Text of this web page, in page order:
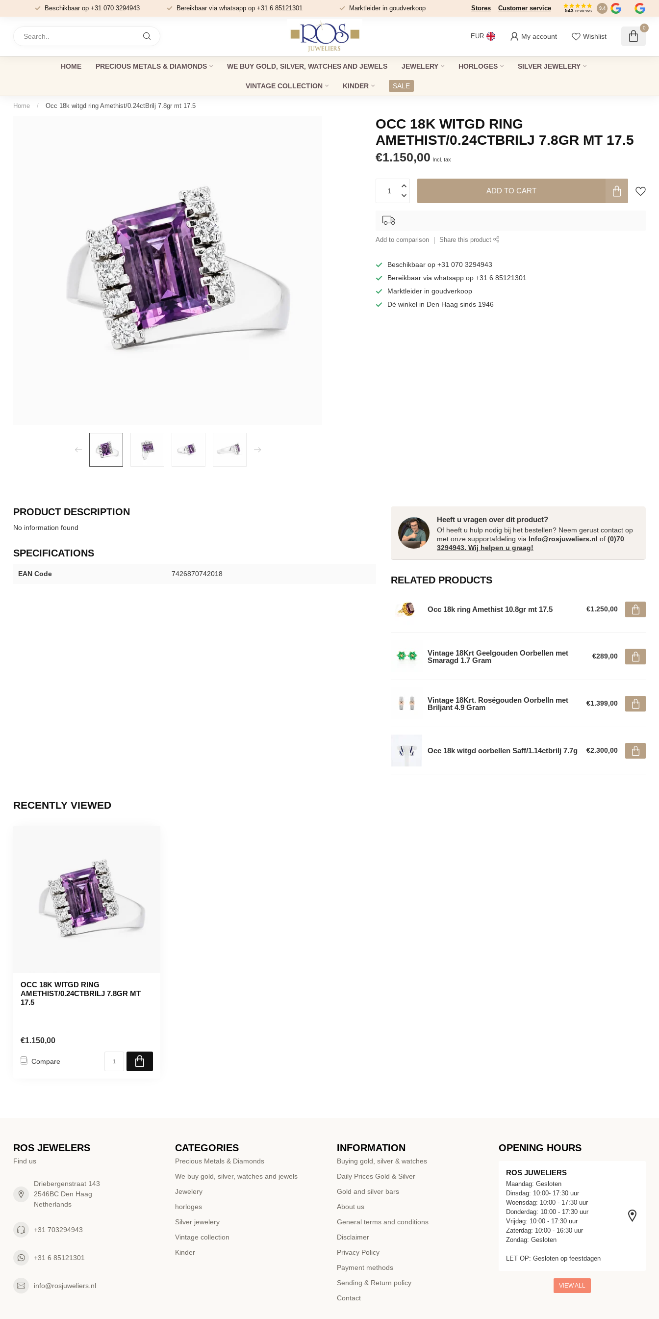
Beschikbaar op +31 070 3294943 Bereikbaar via whatsapp op +31 6 85121301 Marktleider in goudverkoop Dé winkel in Den Haag sinds 1946
Stores Customer service 543 reviews 9.4
EUR My account Wishlist
0
HOME PRECIOUS METALS & DIAMONDS WE BUY GOLD, SILVER, WATCHES AND JEWELS JEWELERY HORLOGES SILVER JEWELERY
VINTAGE COLLECTION KINDER SALE
Home / Occ 18k witgd ring Amethist/0.24ctBrilj 7.8gr mt 17.5
OCC 18K WITGD RING
AMETHIST/0.24CTBRILJ 7.8GR MT 17.5
€1.150,00 Incl. tax
ADD TO CART
Add to comparison Share this product
Beschikbaar op +31 070 3294943
Bereikbaar via whatsapp op +31 6 85121301
Marktleider in goudverkoop
Dé winkel in Den Haag sinds 1946
PRODUCT DESCRIPTION
No information found
SPECIFICATIONS
EAN Code 7426870742018
Heeft u vragen over dit product?
Of heeft u hulp nodig bij het bestellen? Neem gerust contact op
met onze supportafdeling via Info@rosjuweliers.nl of (0)70
3294943. Wij helpen u graag!
RELATED PRODUCTS
Occ 18k ring Amethist 10.8gr mt 17.5 €1.250,00
Vintage 18Krt Geelgouden Oorbellen met
Smaragd 1.7 Gram
€289,00
Vintage 18Krt. Roségouden Oorbelln met
Briljant 4.9 Gram
€1.399,00
Occ 18k witgd oorbellen Saff/1.14ctbrilj 7.7g €2.300,00
RECENTLY VIEWED
OCC 18K WITGD RING
AMETHIST/0.24CTBRILJ 7.8GR MT
17.5
€1.150,00
Compare
ROS JEWELERS
Find us
Driebergenstraat 143
2546BC Den Haag
Netherlands
+31 703294943
+31 6 85121301
info@rosjuweliers.nl
CATEGORIES
Precious Metals & Diamonds
We buy gold, silver, watches and jewels
Jewelery
horloges
Silver jewelery
Vintage collection
Kinder
INFORMATION
Buying gold, silver & watches
Daily Prices Gold & Silver
Gold and silver bars
About us
General terms and conditions
Disclaimer
Privacy Policy
Payment methods
Sending & Return policy
Contact
OPENING HOURS
ROS JUWELIERS
Maandag: Gesloten
Dinsdag: 10:00- 17:30 uur
Woensdag: 10:00 - 17:30 uur
Donderdag: 10:00 - 17:30 uur
Vrijdag: 10:00 - 17:30 uur
Zaterdag: 10:00 - 16:30 uur
Zondag: Gesloten
LET OP: Gesloten op feestdagen
VIEW ALL